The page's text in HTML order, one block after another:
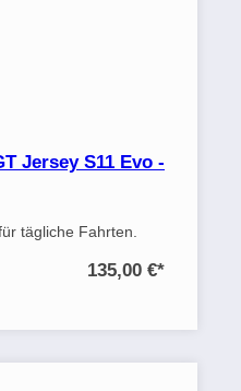
Jersey S11 Evo -
tägliche Fahrten.
135,00 €*